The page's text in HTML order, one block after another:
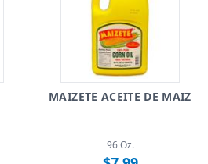
MAIZETE ACEITE DE MAIZ
96 Oz.